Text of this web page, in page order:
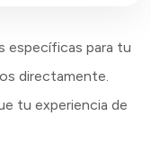
específicas para tu
directamente.
tu experiencia de